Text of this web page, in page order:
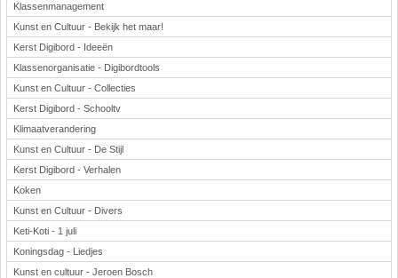
Klassenmanagement
Kunst en Cultuur - Bekijk het maar!
Kerst Digibord - Ideeën
Klassenorganisatie - Digibordtools
Kunst en Cultuur - Collecties
Kerst Digibord - Schooltv
Klimaatverandering
Kunst en Cultuur - De Stijl
Kerst Digibord - Verhalen
Koken
Kunst en Cultuur - Divers
Keti-Koti - 1 juli
Koningsdag - Liedjes
Kunst en cultuur - Jeroen Bosch